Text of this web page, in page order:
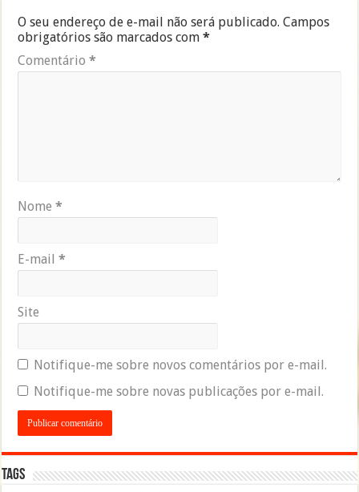
O seu endereço de e-mail não será publicado. Campos
obrigatórios são marcados com*
Comentário*
Nome*
E-mail*
Site
Notifique-me sobre novos comentários por e-mail.
Notifique-me sobre novas publicações por e-mail.
Tags